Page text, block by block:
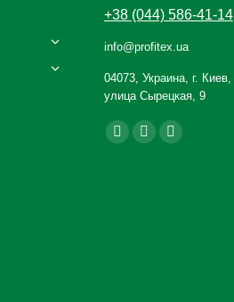
+38 (044) 586-41-14
info@profitex.ua
04073, Украина, г. Киев,
улица Сырецкая, 9
Ищите нас:
Facebook
YouTubeInstagram